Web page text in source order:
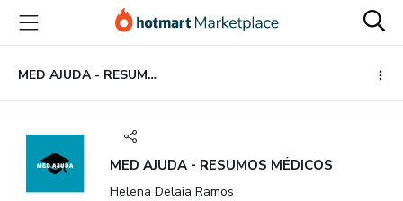
para
conteúdo
principal
para
pagamento
para
rodapé
MED AJUDA - RESUMOS MÉDICOS
MED AJUDA - RESUMOS MÉDICOS
Helena Delaia Ramos